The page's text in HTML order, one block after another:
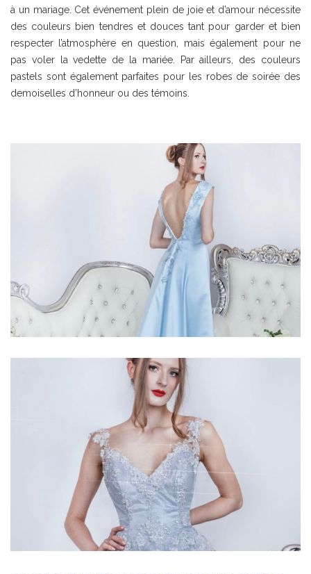
à un mariage. Cet événement plein de joie et d’amour nécessite
des couleurs bien tendres et douces tant pour garder et bien
respecter l’atmosphère en question, mais également pour ne
pas voler la vedette de la mariée. Par ailleurs, des couleurs
pastels sont également parfaites pour les robes de soirée des
demoiselles d’honneur ou des témoins.